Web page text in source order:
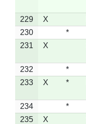
229 X
230
*
231
X
232 *
233
X *
234 *
235
X